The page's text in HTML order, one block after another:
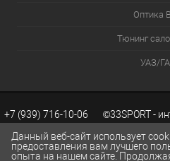
Оптика
Тюнинг
УАЗ/
+7 (939) 716-10-06 ©33SPORT -
ВАЗ. Каталог запчастей ВАЗ.
Данный веб-сайт использует
предоставления вам лучшего
опыта на нашем сайте.